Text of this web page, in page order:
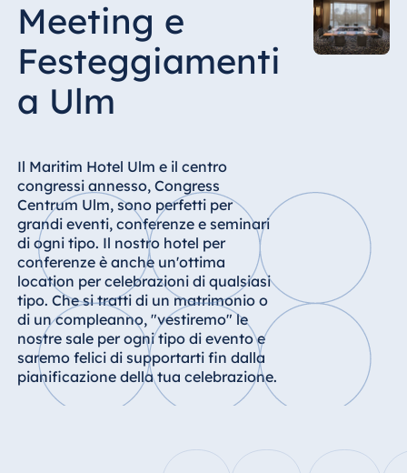
Wildungen
proArte Hotel
Berlin
Hotel Bonn
Hotel Dresden
Hotel Düsseldorf
Hotel Frankfurt
Hotel am
Schlossgarten
Fulda
Airport Hotel
Hannover
Hotel Ingolstadt
Hotel Bellevue
Meeting e
Festeggiamenti
a Ulm
Il Maritim Hotel Ulm e il centro
congressi annesso, Congress
Centrum Ulm, sono perfetti per
grandi eventi, conferenze e seminari
di ogni tipo. Il nostro hotel per
conferenze è anche un'ottima
location per celebrazioni di qualsiasi
tipo. Che si tratti di un matrimonio o
di un compleanno, "vestiremo" le
nostre sale per ogni tipo di evento e
saremo felici di supportarti fin dalla
pianificazione della tua celebrazione.